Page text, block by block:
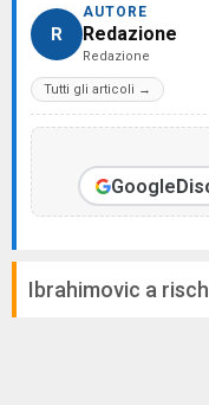
R
AUTORE
Redazione
Redazione
Tutti gli articoli →
Google
Ibrahimovic a